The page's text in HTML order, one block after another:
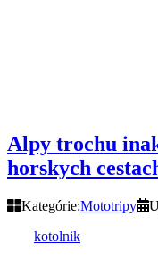
Alpy trochu
horskych
Kategórie:Mototripy
kotolnik